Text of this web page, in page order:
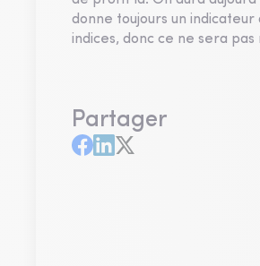
donne toujours un
indices, donc ce ne sera pas
Partager